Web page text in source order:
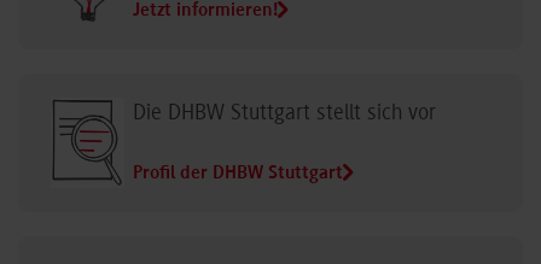
Jetzt informieren!
Die DHBW Stuttgart stellt sich vor
Profil der DHBW Stuttgart